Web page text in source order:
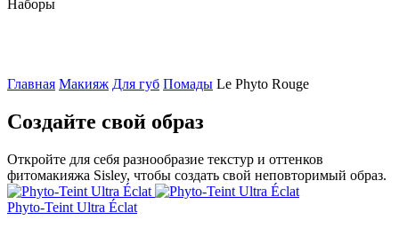
Наборы
Главная Макияж Для губ Помады Le Phyto Rouge
Создайте свой образ
Откройте для себя разнообразие текстур и оттенков
фитомакияжа Sisley, чтобы создать свой неповторимый образ.
Phyto-Teint Ultra Éclat